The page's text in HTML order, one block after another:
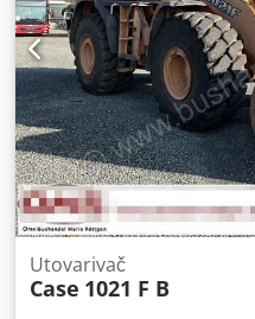
Utovarivač
Case 1021 F B